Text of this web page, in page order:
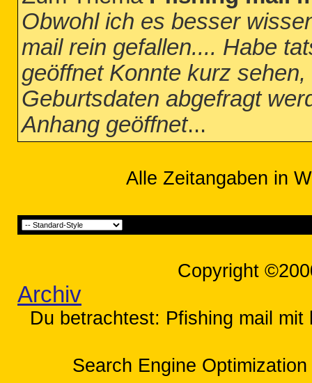
Obwohl ich es besser
mail rein gefallen.... Habe
geöffnet Konnte kurz
Geburtsdaten abgefragt
Anhang geöffnet...
Alle Zeitangaben in
Copyright
Archiv
Du betrachtest: Pfishing mail
Search Engine